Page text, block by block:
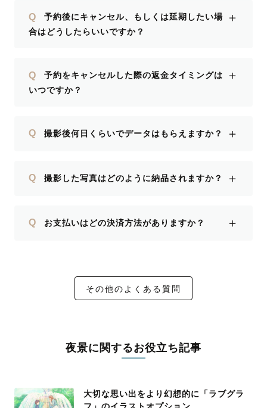
Q
予約後にキャンセル、もしくは延期したい場
合はどうしたらいいですか？
＋
Q
予約をキャンセルした際の返金タイミングは
いつですか？
＋
Q 撮影後何日くらいでデータはもらえますか？ ＋
Q 撮影した写真はどのように納品されますか？ ＋
Q お支払いはどの決済方法がありますか？ ＋
その他のよくある質問
夜景に関するお役立ち記事
大切な思い出をより幻想的に「ラブグラ